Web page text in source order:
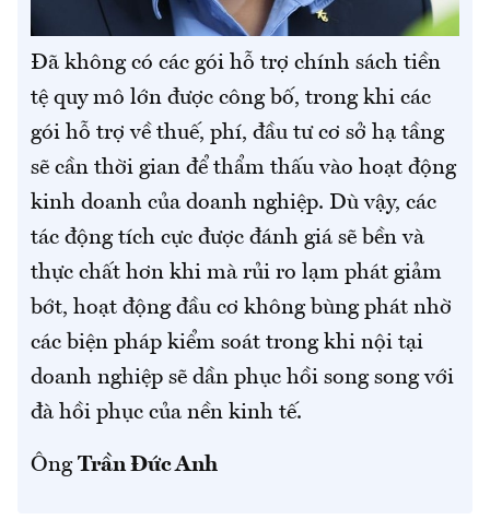
Đã không có các gói hỗ trợ chính sách tiền
tệ quy mô lớn được công bố, trong khi các
gói hỗ trợ về thuế, phí, đầu tư cơ sở hạ tầng
sẽ cần thời gian để thẩm thấu vào hoạt động
kinh doanh của doanh nghiệp. Dù vậy, các
tác động tích cực được đánh giá sẽ bền và
thực chất hơn khi mà rủi ro lạm phát giảm
bớt, hoạt động đầu cơ không bùng phát nhờ
các biện pháp kiểm soát trong khi nội tại
doanh nghiệp sẽ dần phục hồi song song với
đà hồi phục của nền kinh tế.
Ông Trần Đức Anh